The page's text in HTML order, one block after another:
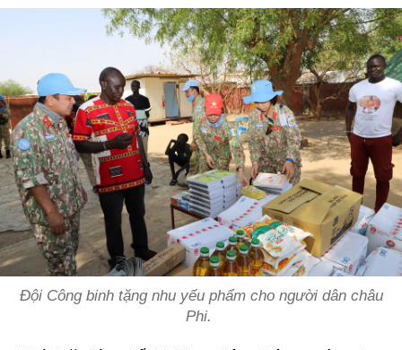
Đội Công binh tặng nhu yếu phẩm cho người dân châu
Phi.